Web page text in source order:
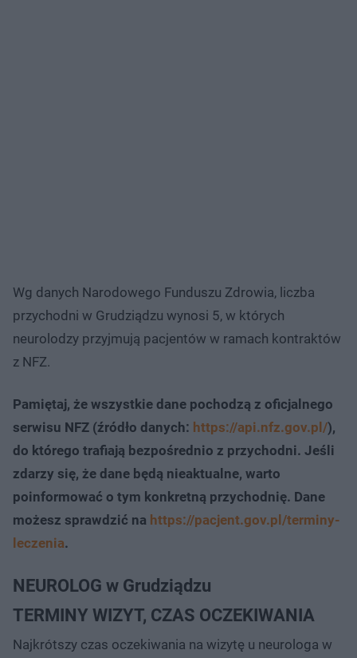
Wg danych Narodowego Funduszu Zdrowia, liczba
przychodni w Grudziądzu wynosi 5, w których
neurolodzy przyjmują pacjentów w ramach kontraktów
z NFZ.
Pamiętaj, że wszystkie dane pochodzą z oficjalnego
serwisu NFZ (źródło danych: https://api.nfz.gov.pl/),
do którego trafiają bezpośrednio z przychodni. Jeśli
zdarzy się, że dane będą nieaktualne, warto
poinformować o tym konkretną przychodnię. Dane
możesz sprawdzić na https://pacjent.gov.pl/terminy-
leczenia.
NEUROLOG w Grudziądzu
TERMINY WIZYT, CZAS OCZEKIWANIA
Najkrótszy czas oczekiwania na wizytę u neurologa w